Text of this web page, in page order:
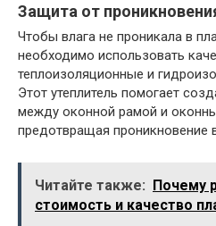
Защита от
Чтобы влага не проникала в
необходимо использовать
теплоизоляционные и
Этот утеплитель помогает
между оконной рамой и
предотвращая проникновение
Читайте также: Почему
стоимость и качество